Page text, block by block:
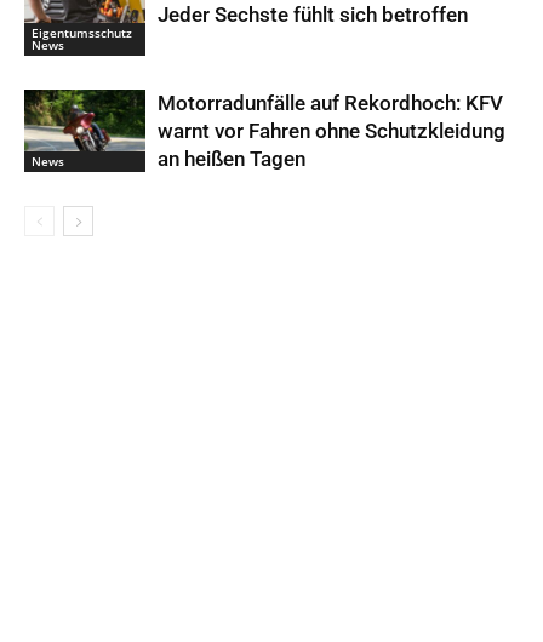
Eigentumsschutz
News
Jeder Sechste fühlt sich betroffen
News
Motorradunfälle auf Rekordhoch: KFV
warnt vor Fahren ohne Schutzkleidung
an heißen Tagen